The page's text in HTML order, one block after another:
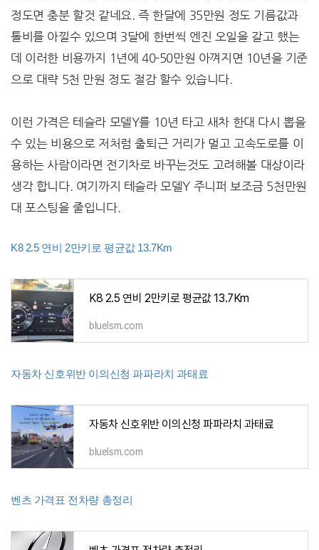
정도면 충분 할것 같네요. 즉 한달에 35만원 정도 기름값과
톨비를 아낄수 있으며 3달에 한번씩 엔진 오일을 갈고 했는
데 이러한 비용까지 1년에 40-50만원 아껴지면 10년을 기준
으로 대략 5천 만원 정도 절감 할수 있습니다.
이런 가격은 테슬라 모델Y를 10년 타고 새차 한대 다시 뽑을
수 있는 비용으로 저처럼 출퇴근 거리가 멀고 고속도로를 이
용하는 사람이라면 전기차로 바꾸는것도 고려해볼 대상이라
생각 합니다. 여기까지 테슬라 모델Y 주니퍼 보조금 5천만원
대 포스팅을 줄입니다.
K8 2.5 연비 2만키로 평균값 13.7Km
K8 2.5 연비 2만키로 평균값 13.7Km
bluelsm.com
자동차 신호위반 이의신청 파파라치 과태료
자동차 신호위반 이의신청 파파라치 과태료
bluelsm.com
벤츠 가격표 전차량 총정리